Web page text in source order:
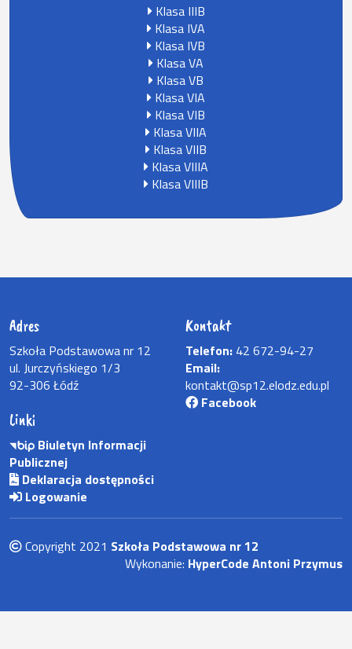
Klasa IIIB
Klasa IVA
Klasa IVB
Klasa VA
Klasa VB
Klasa VIA
Klasa VIB
Klasa VIIA
Klasa VIIB
Klasa VIIIA
Klasa VIIIB
Adres
Szkoła Podstawowa nr 12
ul. Jurczyńskiego 1/3
92-306 Łódź
Kontakt
Telefon: 42 672-94-27
Email:
kontakt@sp12.elodz.edu.pl
Facebook
Linki
Biuletyn Informacji
Publicznej
Deklaracja dostępności
Logowanie
Copyright 2021 Szkoła Podstawowa nr 12
Wykonanie: HyperCode Antoni Przymus